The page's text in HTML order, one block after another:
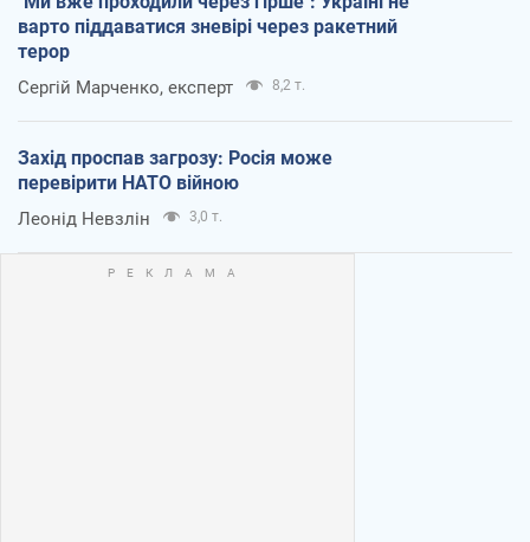
варто піддаватися зневірі через ракетний
терор
Сергій Марченко, експерт 8,2 т.
Захід проспав загрозу: Росія може
перевірити НАТО війною
Леонід Невзлін 3,0 т.